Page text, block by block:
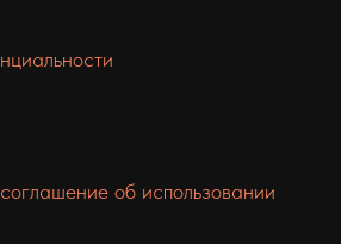
об использовании